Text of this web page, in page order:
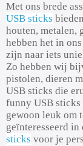
Met ons brede
USB sticks
houten, metalen,
hebben het in
zijn naar iets
Zo hebben wij
pistolen, dieren
USB sticks die
funny USB
gewoon leuk om
geïnteresseerd in
sticks voor je